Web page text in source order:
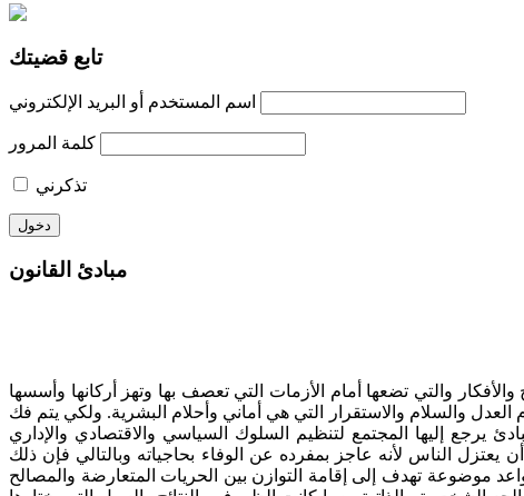
تابع قضيتك
اسم المستخدم أو البريد الإلكتروني
كلمة المرور
تذكرني
مبادئ القانون
والتي تضعها أمام الأزمات التي تعصف بها وتهز أركانها وأسسها
والسلام والاستقرار التي هي أماني وأحلام البشرية. ولكي يتم فك
يرجع إليها المجتمع لتنظيم السلوك السياسي والاقتصادي والإداري
الناس لأنه عاجز بمفرده عن الوفاء بحاجياته وبالتالي فإن ذلك
موضوعة تهدف إلى إقامة التوازن بين الحريات المتعارضة والمصالح